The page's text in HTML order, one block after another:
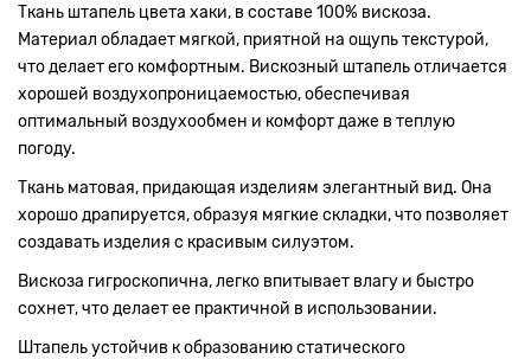
Ткань штапель цвета хаки, в составе 100% вискоза.
Материал обладает мягкой, приятной на ощупь текстурой,
что делает его комфортным. Вискозный штапель отличается
хорошей воздухопроницаемостью, обеспечивая
оптимальный воздухообмен и комфорт даже в теплую
погоду.
Ткань матовая, придающая изделиям элегантный вид. Она
хорошо драпируется, образуя мягкие складки, что позволяет
создавать изделия с красивым силуэтом.
Вискоза гигроскопична, легко впитывает влагу и быстро
сохнет, что делает ее практичной в использовании.
Штапель устойчив к образованию статического